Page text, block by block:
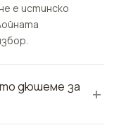
е истинско
дюшеме за